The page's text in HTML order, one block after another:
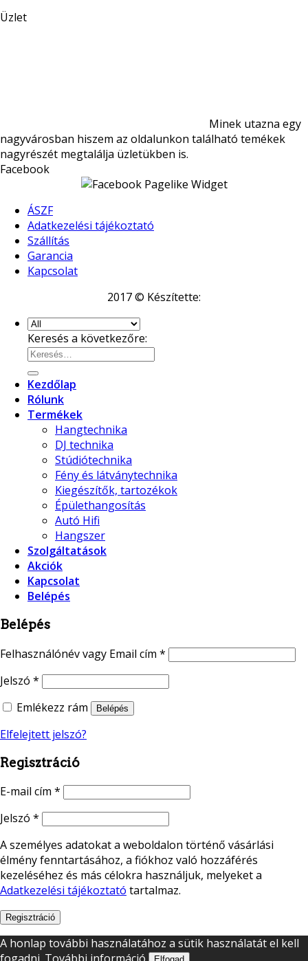
Üzlet
Minek utazna egy
nagyvárosban hiszem az oldalunkon található temékek
nagyrészét megtalálja üzletükben is.
Facebook
ÁSZF
Adatkezelési tájékoztató
Szállítás
Garancia
Kapcsolat
2017 © Készítette:
Keresés a következőre:
Kezdőlap
Rólunk
Termékek
Hangtechnika
DJ technika
Stúdiótechnika
Fény és látványtechnika
Kiegészítők, tartozékok
Épülethangosítás
Autó Hifi
Hangszer
Szolgáltatások
Akciók
Kapcsolat
Belépés
Belépés
Felhasználónév vagy Email cím *
Jelszó *
Emlékezz rám
Belépés
Elfelejtett jelszó?
Regisztráció
E-mail cím *
Jelszó *
A személyes adatokat a weboldalon történő vásárlási
élmény fenntartásához, a fiókhoz való hozzáférés
kezeléséhez és más célokra használjuk, melyeket a
Adatkezelési tájékoztató tartalmaz.
Regisztráció
A honlap további használatához a sütik használatát el kell